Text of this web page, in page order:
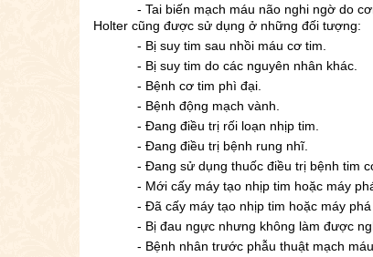
- Tai biến mạch máu não nghi ngờ do
Holter cũng được sử dụng ở những đối tượng:
- Bị suy tim sau nhồi máu cơ tim.
- Bị suy tim do các nguyên nhân khác.
- Bệnh cơ tim phì đại.
- Bệnh động mạch vành.
- Đang điều trị rối loạn nhịp tim.
- Đang điều trị bệnh rung nhĩ.
- Đang sử dụng thuốc điều trị bệnh tim
- Mới cấy máy tạo nhịp tim hoặc máy
- Đã cấy máy tạo nhịp tim hoặc máy
- Bị đau ngực nhưng không làm được
- Bệnh nhân trước phẫu thuật mạch